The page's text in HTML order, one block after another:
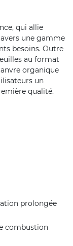
qui allie
une gamme
besoins. Outre
au format
organique
un
qualité.
prolongée
combustion